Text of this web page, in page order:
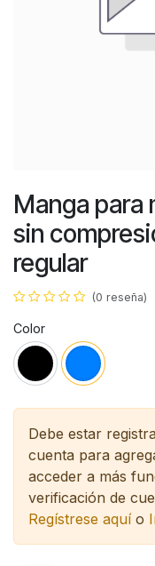
Manga para
sin
regular
(0 reseña)
Color
Debe estar
cuenta para
acceder a más
verificación de
Regístrese aquío